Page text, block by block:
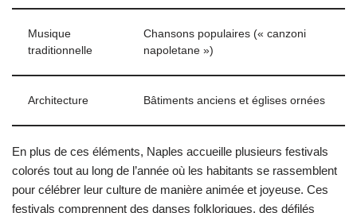
Musique
traditionnelle
Chansons populaires (« canzoni
napoletane »)
Architecture Bâtiments anciens et églises ornées
En plus de ces éléments, Naples accueille plusieurs festivals
colorés tout au long de l’année où les habitants se rassemblent
pour célébrer leur culture de manière animée et joyeuse. Ces
festivals comprennent des danses folkloriques, des défilés